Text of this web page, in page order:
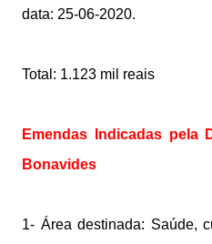
data: 25-06-2020.
Total: 1.123 mil reais
Emendas Indicadas pela
Bonavides
1- Área destinada: Saúde,